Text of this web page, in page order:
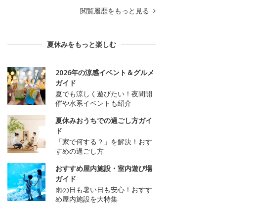
閲覧履歴をもっと見る
夏休みをもっと楽しむ
2026年の涼感イベント＆グルメ
ガイド
夏でも涼しく遊びたい！夜間開
催や水系イベントも紹介
夏休みおうちでの過ごし方ガイ
ド
「家で何する？」を解決！おす
すめの過ごし方
おすすめ屋内施設・室内遊び場
ガイド
雨の日も暑い日も安心！おすす
め屋内施設を大特集